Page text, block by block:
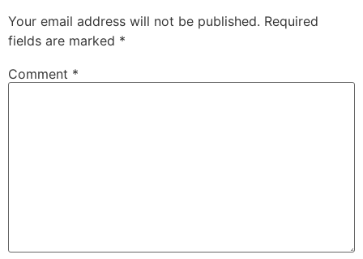
Your email address will not be published. Required
fields are marked *
Comment *